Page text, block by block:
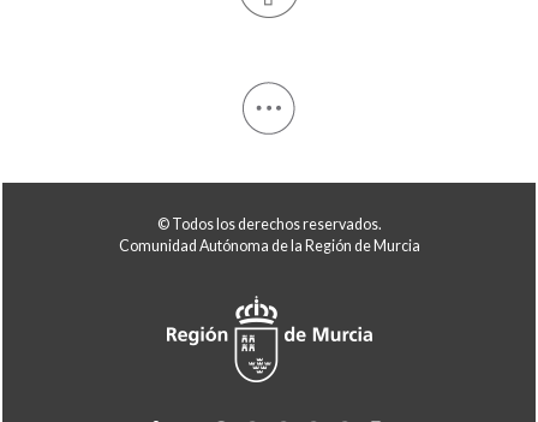
© Todos los derechos reservados.
Comunidad Autónoma de la Región de Murcia